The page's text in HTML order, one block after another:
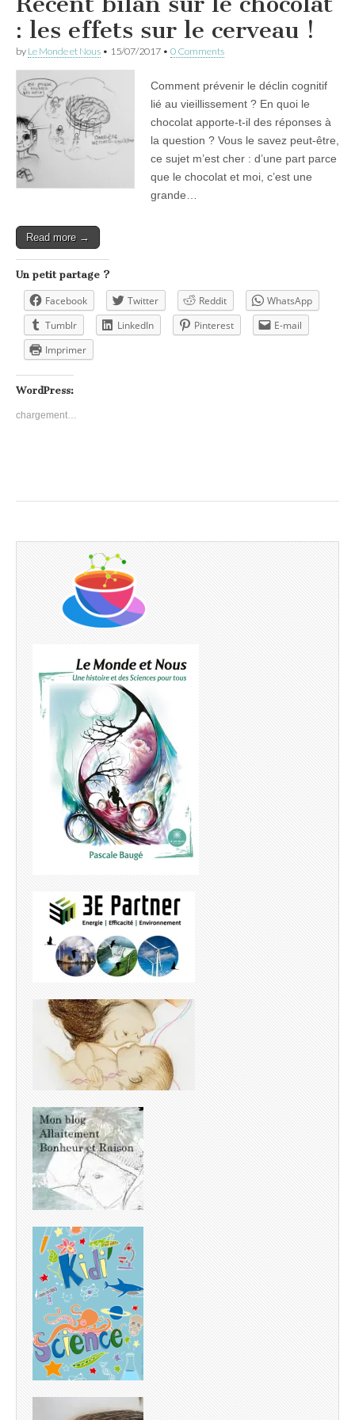
: les effets sur le cerveau !
by Le Monde et Nous • 15/07/2017 • 0 Comments
Comment prévenir le déclin cognitif
lié au vieillissement ? En quoi le
chocolat apporte-t-il des réponses à
la question ? Vous le savez peut-être,
ce sujet m’est cher : d’une part parce
que le chocolat et moi, c’est une
grande…
Read more →
Un petit partage ?
Facebook Twitter Reddit
WhatsApp
Tumblr
LinkedIn Pinterest
E-mail
Imprimer
WordPress:
chargement…